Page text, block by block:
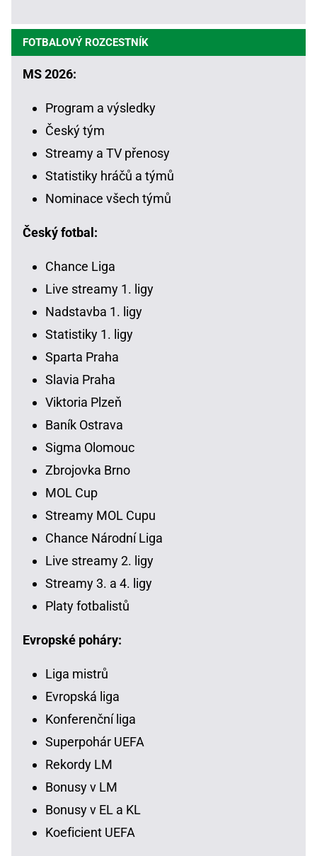
FOTBALOVÝ ROZCESTNÍK
MS 2026:
Program a výsledky
Český tým
Streamy a TV přenosy
Statistiky hráčů a týmů
Nominace všech týmů
Český fotbal:
Chance Liga
Live streamy 1. ligy
Nadstavba 1. ligy
Statistiky 1. ligy
Sparta Praha
Slavia Praha
Viktoria Plzeň
Baník Ostrava
Sigma Olomouc
Zbrojovka Brno
MOL Cup
Streamy MOL Cupu
Chance Národní Liga
Live streamy 2. ligy
Streamy 3. a 4. ligy
Platy fotbalistů
Evropské poháry:
Liga mistrů
Evropská liga
Konferenční liga
Superpohár UEFA
Rekordy LM
Bonusy v LM
Bonusy v EL a KL
Koeficient UEFA